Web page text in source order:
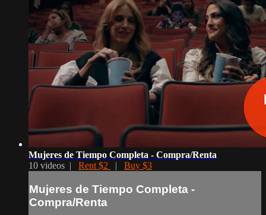
Mujeres de Tiempo Completa - Compra/Renta
10 videos | Rent $2 | Buy $3
Mujeres de Tiempo Completa -
Compra/Renta